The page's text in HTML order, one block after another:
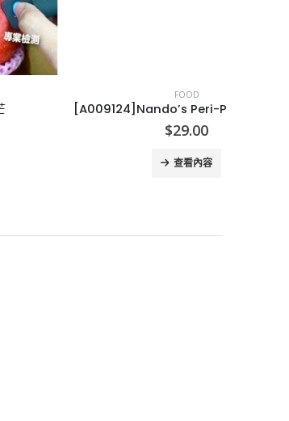
[A009124]Nando’s Peri-Peri 醃肉粉/調味粉25g